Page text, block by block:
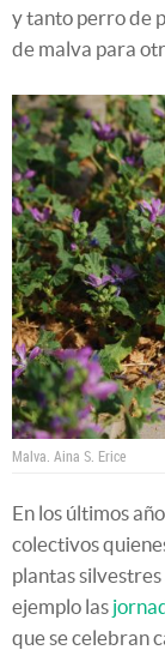
y tanto perro de
de malva para
Malva. Aina S. Erice
En los últimos
colectivos
plantas
ejemplo las
que se celebran